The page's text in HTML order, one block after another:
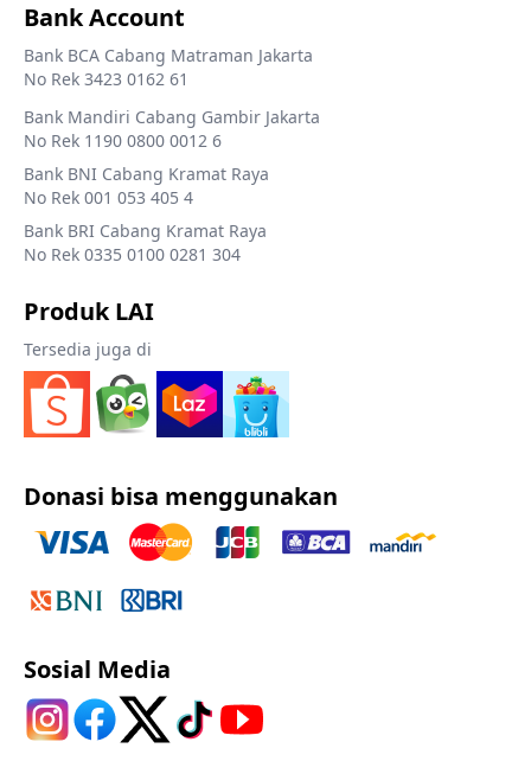
Bank Account
Bank BCA Cabang Matraman Jakarta
No Rek 3423 0162 61
Bank Mandiri Cabang Gambir Jakarta
No Rek 1190 0800 0012 6
Bank BNI Cabang Kramat Raya
No Rek 001 053 405 4
Bank BRI Cabang Kramat Raya
No Rek 0335 0100 0281 304
Produk LAI
Tersedia juga di
Donasi bisa menggunakan
Sosial Media